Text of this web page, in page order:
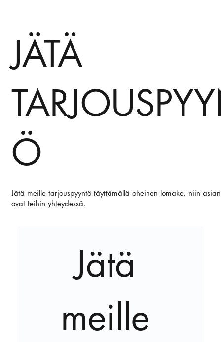
JÄTÄ
Ö
Jätä meille tarjouspyyntö täyttämällä oheinen lomake, niin
ovat teihin yhteydessä.
Jätä
meille